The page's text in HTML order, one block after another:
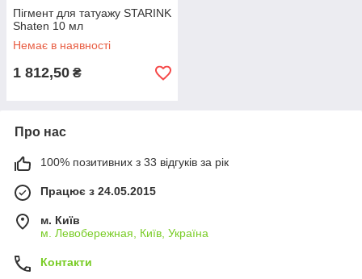
Пігмент для татуажу STARINK
Shaten 10 мл
Немає в наявності
1 812,50 ₴
Про нас
100% позитивних з 33 відгуків за рік
Працює з 24.05.2015
м. Київ
м. Левобережная, Київ, Україна
Контакти